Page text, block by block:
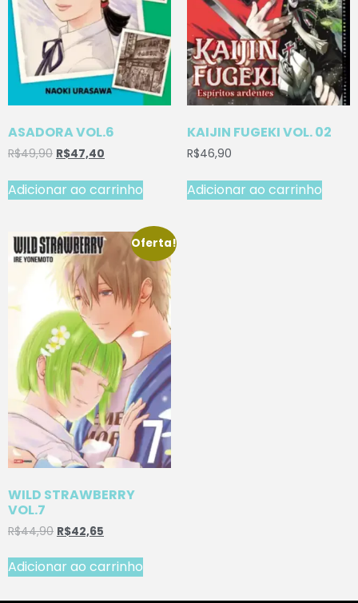
ASADORA VOL.6
R$49,90 R$47,40
Adicionar ao carrinho
KAIJIN FUGEKI VOL. 02
R$46,90
Adicionar ao carrinho
Oferta!
WILD STRAWBERRY
VOL.7
R$44,90 R$42,65
Adicionar ao carrinho